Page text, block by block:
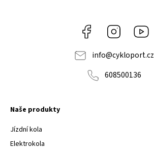
Facebook Instagram
info@cykloport.cz
608500136
Naše produkty
Jízdní kola
Elektrokola